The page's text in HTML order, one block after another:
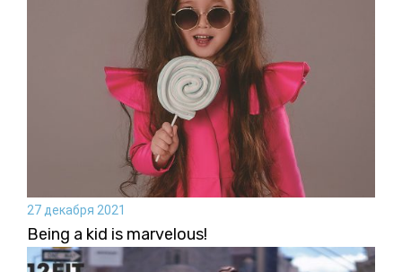
27 декабря 2021
Being a kid is marvelous!